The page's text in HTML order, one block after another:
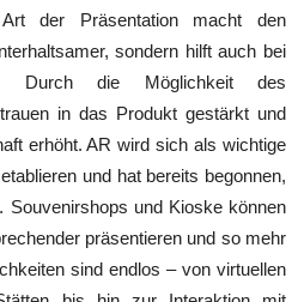
der Präsentation macht den
sondern hilft auch bei
Durch die Möglichkeit des
in das Produkt gestärkt und
erhöht. AR wird sich als wichtige
und hat bereits begonnen,
Souvenirshops und Kioske können
präsentieren und so mehr
sind endlos – von virtuellen